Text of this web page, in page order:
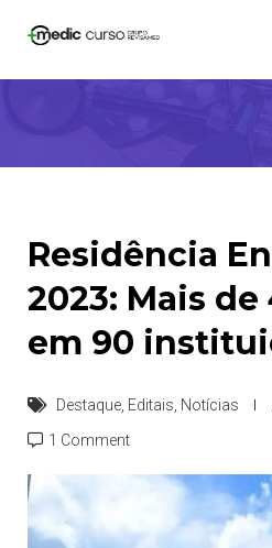
content
Residência
2023: Mais
em 90
Destaque Editais Notícias
1 Comment